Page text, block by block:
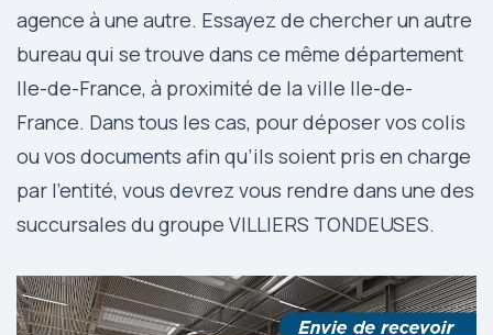
agence à une autre. Essayez de chercher un autre
bureau qui se trouve dans ce même département
Ile-de-France, à proximité de la ville Ile-de-
France. Dans tous les cas, pour déposer vos colis
ou vos documents afin qu’ils soient pris en charge
par l’entité, vous devrez vous rendre dans une des
succursales du groupe VILLIERS TONDEUSES.